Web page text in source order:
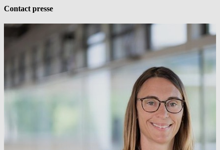
Contact presse